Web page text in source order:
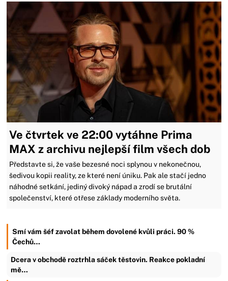
Ve čtvrtek ve 22:00 vytáhne Prima
MAX z archivu nejlepší film všech dob
Představte si, že vaše bezesné noci splynou v nekonečnou,
šedivou kopii reality, ze které není úniku. Pak ale stačí jedno
náhodné setkání, jediný divoký nápad a zrodí se brutální
společenství, které otřese základy moderního světa.
Smí vám šéf zavolat během dovolené kvůli práci. 90 %
Čechů…
Dcera v obchodě roztrhla sáček těstovin. Reakce pokladní
mě…